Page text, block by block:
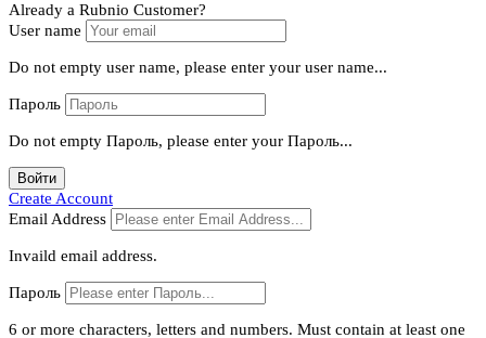
Already a Rubnio Customer?
User name
Do not empty user name, please enter your user name...
Пароль
Do not empty Пароль, please enter your Пароль...
Войти
Create Account
Email Address
Invaild email address.
Пароль
6 or more characters, letters and numbers. Must contain at least one